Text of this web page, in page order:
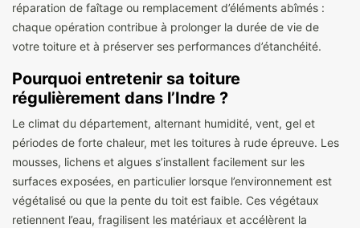
réparation de faîtage ou remplacement d’éléments abîmés :
chaque opération contribue à prolonger la durée de vie de
votre toiture et à préserver ses performances d’étanchéité.
Pourquoi entretenir sa toiture
régulièrement dans l’Indre ?
Le climat du département, alternant humidité, vent, gel et
périodes de forte chaleur, met les toitures à rude épreuve. Les
mousses, lichens et algues s’installent facilement sur les
surfaces exposées, en particulier lorsque l’environnement est
végétalisé ou que la pente du toit est faible. Ces végétaux
retiennent l’eau, fragilisent les matériaux et accélèrent la